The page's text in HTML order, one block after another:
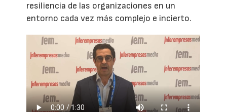
resiliencia de las organizaciones en un
entorno cada vez más complejo e incierto.